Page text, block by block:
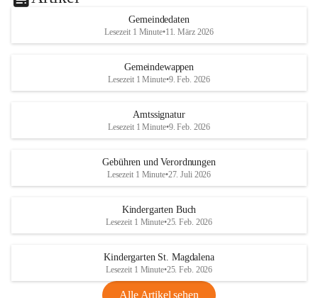
Gemeindedaten
Lesezeit 1 Minute•11. März 2026
Gemeindewappen
Lesezeit 1 Minute•9. Feb. 2026
Amtssignatur
Lesezeit 1 Minute•9. Feb. 2026
Gebühren und Verordnungen
Lesezeit 1 Minute•27. Juli 2026
Kindergarten Buch
Lesezeit 1 Minute•25. Feb. 2026
Kindergarten St. Magdalena
Lesezeit 1 Minute•25. Feb. 2026
Alle Artikel sehen